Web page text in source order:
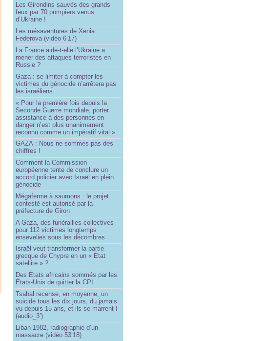
Les Girondins sauvés des grands
feux par 70 pompiers venus
d’Ukraine !
Les mésaventures de Xenia
Federova (vidéo 6’17)
La France aide-t-elle l’Ukraine a
mener des attaques terroristes en
Russie ?
Gaza : se limiter à compter les
victimes du génocide n’arrêtera pas
les israéliens
« Pour la première fois depuis la
Seconde Guerre mondiale, porter
assistance à des personnes en
danger n’est plus unanimement
reconnu comme un impératif vital »
GAZA : Nous ne sommes pas des
chiffres !
Comment la Commission
européenne tente de conclure un
accord policier avec Israël en plein
génocide
Mégaferme à saumons : le projet
contesté est autorisé par la
préfecture de Giron
A Gaza, des funérailles collectives
pour 112 victimes longtemps
ensevelies sous les décombres
Israël veut transformer la partie
grecque de Chypre en un « État
satellite » ?
Des États africains sommés par les
États-Unis de quitter la CPI
Tsahal recense, en moyenne, un
suicide tous les dix jours, du jamais
vu depuis 15 ans, et ils se marrent !
(audio_3’)
Liban 1982, radiographie d’un
massacre (vidéo 53’18)